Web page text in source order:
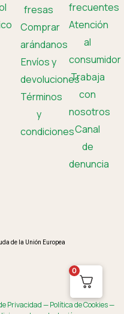
fresas
Comprar
arándanos
Envíos y
devoluciones
Términos
y
condiciones
frecuentes
Atención
al
consumidor
Trabaja
con
nosotros
Canal
de
denuncia
de la Unión Europea
Privacidad—Política de Cookies—
0